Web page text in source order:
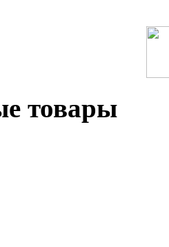
товары